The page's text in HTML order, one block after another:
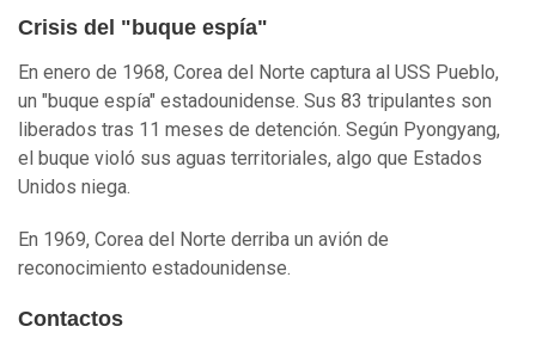
Crisis del "buque espía"
En enero de 1968, Corea del Norte captura al USS Pueblo,
un "buque espía" estadounidense. Sus 83 tripulantes son
liberados tras 11 meses de detención. Según Pyongyang,
el buque violó sus aguas territoriales, algo que Estados
Unidos niega.
En 1969, Corea del Norte derriba un avión de
reconocimiento estadounidense.
Contactos